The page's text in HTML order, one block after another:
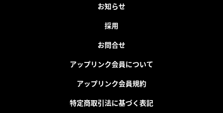
お知らせ
採用
お問合せ
アップリンク会員について
アップリンク会員規約
特定商取引法に基づく表記